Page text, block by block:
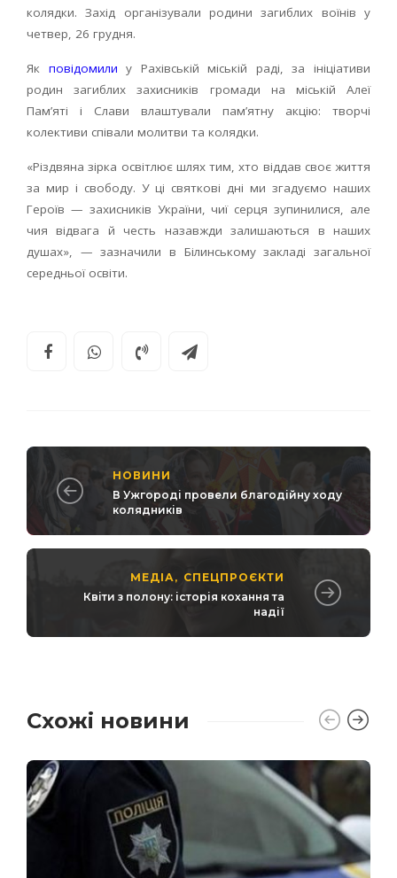
колядки. Захід організували родини загиблих воїнів у
четвер, 26 грудня.
Як повідомили у Рахівській міській раді, за ініціативи
родин загиблих захисників громади на міській Алеї
Памʼяті і Слави влаштували пам’ятну акцію: творчі
колективи співали молитви та колядки.
«Різдвяна зірка освітлює шлях тим, хто віддав своє життя
за мир і свободу. У ці святкові дні ми згадуємо наших
Героїв — захисників України, чиї серця зупинилися, але
чия відвага й честь назавжди залишаються в наших
душах», — зазначили в Білинському закладі загальної
середньої освіти.
НОВИНИ
В Ужгороді провели благодійну ходу
колядників
МЕДІА , СПЕЦПРОЄКТИ
Квіти з полону: історія кохання та
надії
Схожі новини